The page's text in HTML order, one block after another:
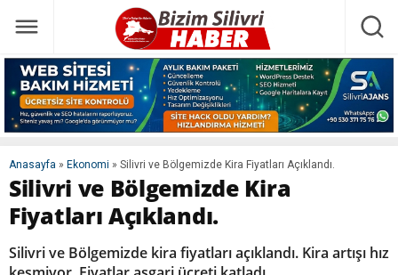
Anasayfa » Ekonomi » Silivri ve Bölgemizde Kira Fiyatları Açıklandı.
Silivri ve Bölgemizde Kira
Fiyatları Açıklandı.
Silivri ve Bölgemizde kira fiyatları açıklandı. Kira artışı hız